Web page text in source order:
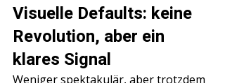
Visuelle Defaults: keine
Revolution, aber ein
klares Signal
Weniger spektakulär, aber trotzdem